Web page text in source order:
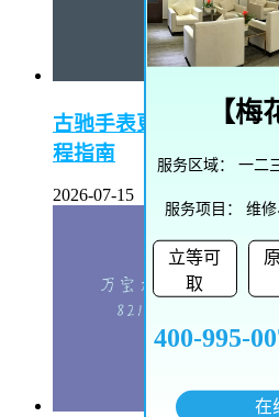
古驰手表更换表带教程
程指南
2026-07-15
【梅
服务区域： 一二
服务项目： 维
立等可
取
400-995-
在